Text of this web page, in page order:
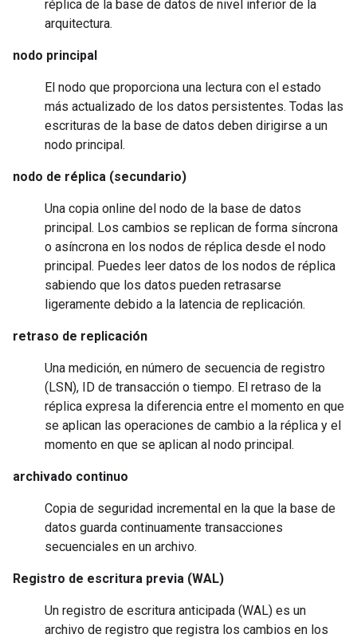
réplica de la base de datos de nivel inferior de la
arquitectura.
nodo principal
El nodo que proporciona una lectura con el estado
más actualizado de los datos persistentes. Todas las
escrituras de la base de datos deben dirigirse a un
nodo principal.
nodo de réplica (secundario)
Una copia online del nodo de la base de datos
principal. Los cambios se replican de forma síncrona
o asíncrona en los nodos de réplica desde el nodo
principal. Puedes leer datos de los nodos de réplica
sabiendo que los datos pueden retrasarse
ligeramente debido a la latencia de replicación.
retraso de replicación
Una medición, en número de secuencia de registro
(LSN), ID de transacción o tiempo. El retraso de la
réplica expresa la diferencia entre el momento en que
se aplican las operaciones de cambio a la réplica y el
momento en que se aplican al nodo principal.
archivado continuo
Copia de seguridad incremental en la que la base de
datos guarda continuamente transacciones
secuenciales en un archivo.
Registro de escritura previa (WAL)
Un registro de escritura anticipada (WAL) es un
archivo de registro que registra los cambios en los